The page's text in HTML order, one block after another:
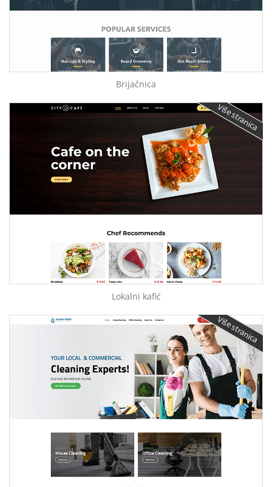
Brijačnica
Više stranica
Lokalni kafić
Više stranica